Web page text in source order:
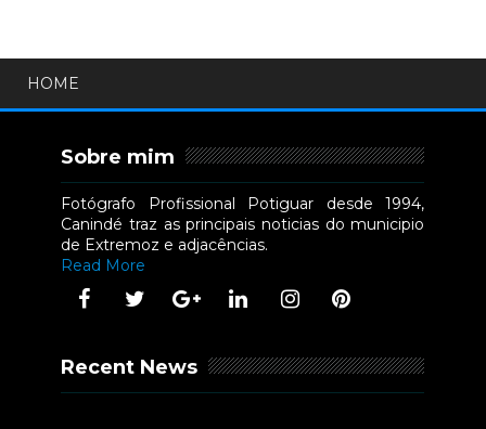
HOME
Sobre mim
Fotógrafo Profissional Potiguar desde 1994,
Canindé traz as principais noticias do municipio
de Extremoz e adjacências.
Read More
Recent News